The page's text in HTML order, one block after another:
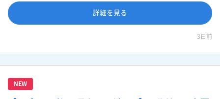
詳細を見る
3日前
NEW